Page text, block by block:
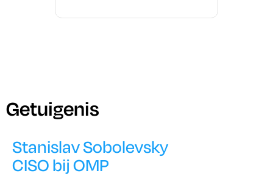
Getuigenis
Stanislav Sobolevsky
CISO bij OMP